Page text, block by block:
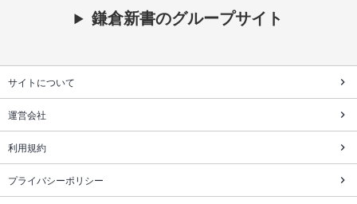
鎌倉新書のグループサイト
サイトについて
運営会社
利用規約
プライバシーポリシー